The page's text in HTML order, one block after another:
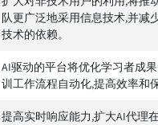
队更广泛地采用信息技术,并减
技术的依赖。
AI驱动的平台将优化学习者成
训工作流程自动化,提高效率和
提高实时响应能力,扩大AI代理